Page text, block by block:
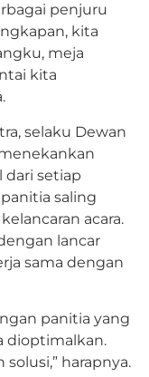
penjuru
kita
meja
kita
selaku Dewan
dari setiap
saling
acara.
lancar
sama dengan
panitia yang
dioptimalkan.
harapnya.